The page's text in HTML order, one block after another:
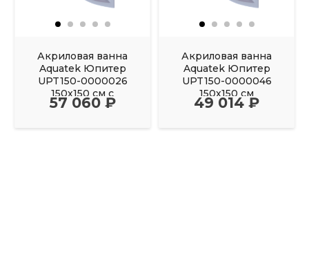
Акриловая ванна
Aquatek Юпитер
UPT150-0000026
150х150 см с
фронтальным
57 060 ₽
Акриловая ванна
Aquatek Юпитер
UPT150-0000046
150х150 см
49 014 ₽